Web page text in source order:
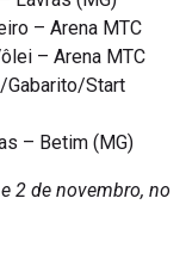
– Arena MTC
– Arena MTC
Start
– Betim (MG)
2 de novembro, no